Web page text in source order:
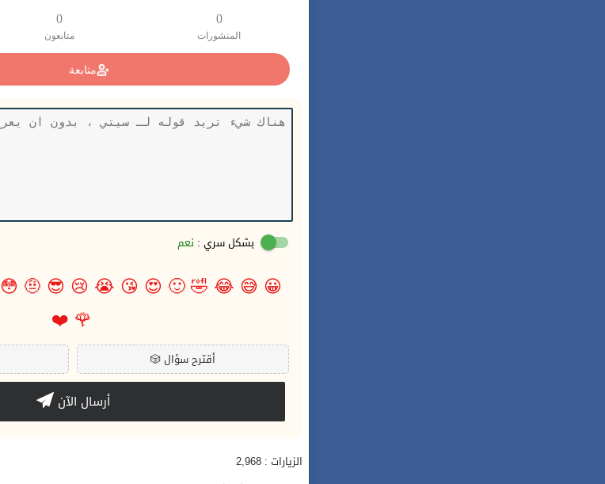
0
المنشورات
0
متابعون
متابعة
بشكل سري : نعم
😀
😅
😂
🤣
🙂
😍
😘
😭
😢
😎
🤨
😳
🌹
❤️
🎲أقترح سؤال
أرسال الآن
الزيارات : 2,968